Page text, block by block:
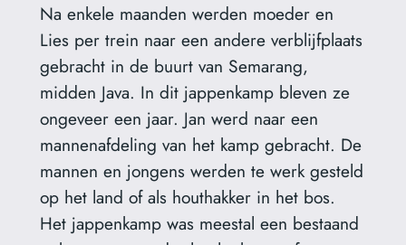
Na enkele maanden werden moeder en
Lies per trein naar een andere verblijfplaats
gebracht in de buurt van Semarang,
midden Java. In dit jappenkamp bleven ze
ongeveer een jaar. Jan werd naar een
mannenafdeling van het kamp gebracht. De
mannen en jongens werden te werk gesteld
op het land of als houthakker in het bos.
Het jappenkamp was meestal een bestaand